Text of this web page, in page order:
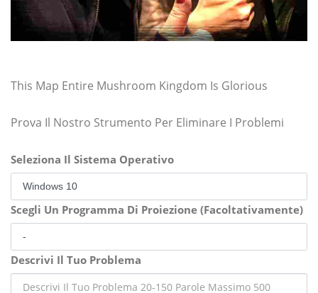
This Map Entire Mushroom Kingdom Is Glorious
Prova Il Nostro Strumento Per Eliminare I Problemi
Seleziona Il Sistema Operativo
Scegli Un Programma Di Proiezione (Facoltativamente)
Descrivi Il Tuo Problema